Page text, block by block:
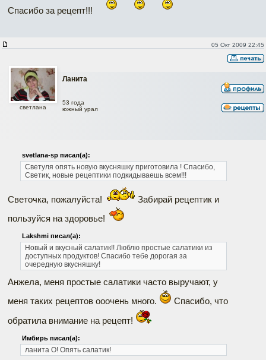
Спасибо за рецепт!!!
05 Окт 2009 22:45
Ланита
светлана
53 года
южный урал
svetlana-sp писал(а):
Светуля опять новую вкусняшку приготовила ! Спасибо,
Светик, новые рецептики подкидываешь всем!!!
Светочка, пожалуйста!
Забирай рецептик и
пользуйся на здоровье!
Lakshmi писал(а):
Новый и вкусный салатик!! Люблю простые салатики из
доступных продуктов! Спасибо тебе дорогая за
очередную вкусняшку!
Анжела, меня простые салатики часто выручают, у
меня таких рецептов ооочень много.
Спасибо, что
обратила внимание на рецепт!
Имбирь писал(а):
ланита О! Опять салатик!